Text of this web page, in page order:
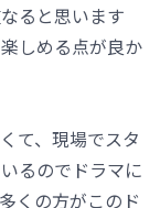
ると思います
しめる点が良か
て、現場でスタ
るのでドラマに
くの方がこのド